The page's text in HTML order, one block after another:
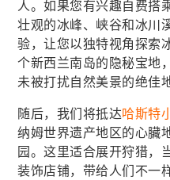
人。如果您有兴趣自费搭
壮观的冰峰、峡谷和冰川
验，让您以独特视角探索
个新西兰南岛的隐秘宝地
未被打扰自然美景的绝佳
随后，我们将抵达哈斯特
纳姆世界遗产地区的心臟
园。这里适合展开狩猎，
装饰店铺，带给人们不一